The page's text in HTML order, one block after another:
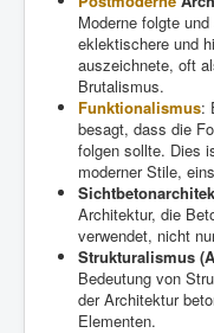
Moderne folgte
eklektischere und
auszeichnete, oft
Brutalismus.
Funktionalismus:
besagt, dass die
folgen sollte. Dies
moderner Stile,
Architektur, die
verwendet, nicht
Strukturalismus
Bedeutung von
der Architektur
Elementen.